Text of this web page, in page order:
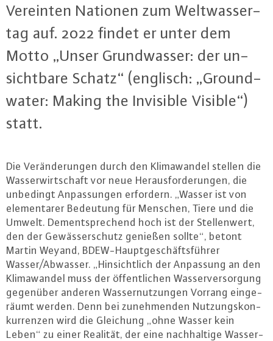
Vereinten Nationen zum Welt­was­ser­
tag auf. 2022 findet er unter dem
Motto „Unser Grund­was­ser: der un­
sicht­ba­re Schatz“ (englisch: „Ground­
wa­ter: Making the Invisible Visible“)
statt.
Die Ver­än­de­run­gen durch den Kli­ma­wan­del stellen die
Was­ser­wirt­schaft vor neue Her­aus­for­de­run­gen, die
unbedingt An­pas­sun­gen erfordern. „Wasser ist von
ele­men­ta­rer Bedeutung für Menschen, Tiere und die
Umwelt. Dem­entspre­chend hoch ist der Stel­len­wert,
den der Ge­wäs­ser­schutz genießen sollte“, betont
Martin Weyand, BDEW-Haupt­ge­schäfts­füh­rer
Wasser/Abwasser. „Hin­sicht­lich der Anpassung an den
Kli­ma­wan­del muss der öf­fent­li­chen Was­ser­ver­sor­gung
gegenüber anderen Was­ser­nut­zun­gen Vorrang ein­ge­
räumt werden. Denn bei zu­neh­men­den Nut­zungs­kon­
kur­ren­zen wird die Gleichung „ohne Wasser kein
Leben“ zu einer Realität, der eine nach­hal­ti­ge Was­ser­